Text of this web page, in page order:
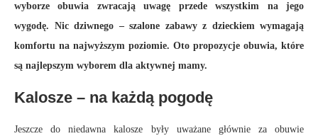
wyborze obuwia zwracają uwagę przede wszystkim na jego
wygodę. Nic dziwnego – szalone zabawy z dzieckiem wymagają
komfortu na najwyższym poziomie. Oto propozycje obuwia, które
są najlepszym wyborem dla aktywnej mamy.
Kalosze – na każdą pogodę
Jeszcze do niedawna kalosze były uważane głównie za obuwie